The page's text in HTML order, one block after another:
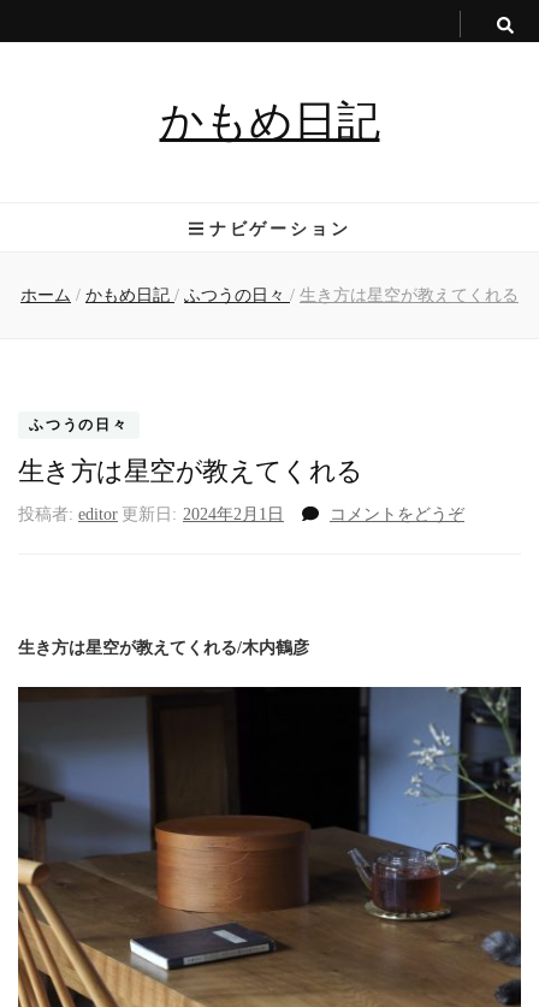
かもめ日記
ナビゲーション
ホーム / かもめ日記 / ふつうの日々 / 生き方は星空が教えてくれる
ふつうの日々
生き方は星空が教えてくれる
投稿者: editor 更新日: 2024年2月1日 コメントをどうぞ(生
教
え
く
れ
生き方は星空が教えてくれる/木内鶴彦